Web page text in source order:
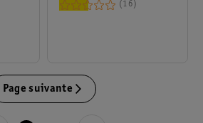
16
Page suivante